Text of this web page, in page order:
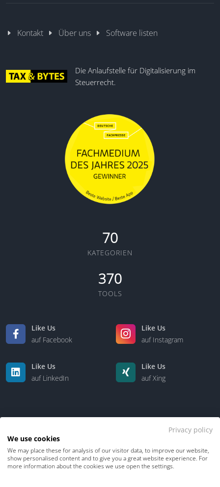
Kontakt Über uns Software listen
Die Anlaufstelle für Digitalisierung im
Steuerrecht.
70
KATEGORIEN
370
TOOLS
Like Us
auf Facebook
Like Us
auf Instagram
Like Us
auf LinkedIn
Like Us
auf Xing
Kontakt Über uns
Privacy policy
We use cookies
We may place these for analysis of our visitor data, to improve our website,
show personalised content and to give you a great website experience. For
more information about the cookies we use open the settings.